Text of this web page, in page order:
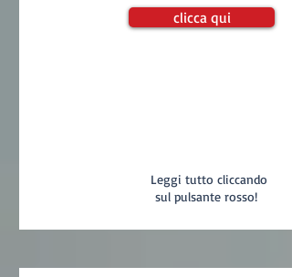
Leggi tutto cliccando
sul pulsante rosso!
clicca qui